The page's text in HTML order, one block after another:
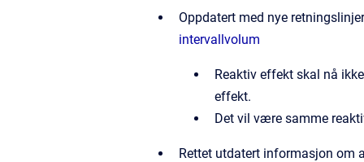
Oppdatert med nye
intervallvolum
Reaktiv effekt skal nå
effekt.
Det vil være samme
Rettet utdatert informasjon om